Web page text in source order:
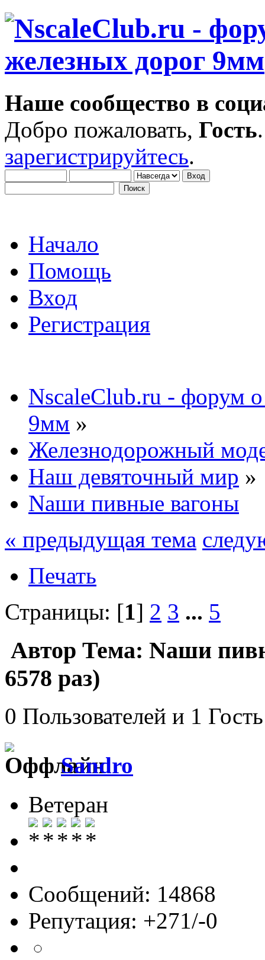
Наше сообщество в
Добро пожаловать, Гость
зарегистрируйтесь.
Начало
Помощь
Вход
Регистрация
NscaleClub.ru - форум
9мм »
Железнодорожный
Наш девяточный мир »
Nаши пивные вагоны
« предыдущая тема
Печать
Страницы: [1] 2 3 ... 5
Автор Тема: Nаши
6578 раз)
0 Пользователей и 1
Sandro
Ветеран
Сообщений: 14868
Репутация: +271/-0